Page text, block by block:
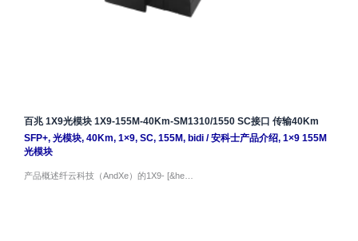
百兆 1X9光模块 1X9-155M-40Km-SM1310/1550 SC接口 传输40Km
SFP+, 光模块, 40Km, 1×9, SC, 155M, bidi/安科士产品介绍, 1×9 155M
光模块
产品概述纤云科技（AndXe）的1X9- [&he…